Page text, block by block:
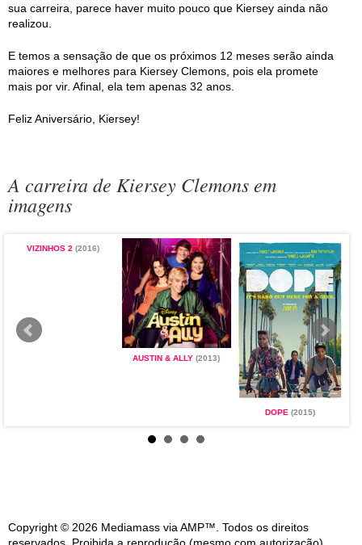
sua carreira, parece haver muito pouco que Kiersey ainda não
realizou.
E temos a sensação de que os próximos 12 meses serão ainda
maiores e melhores para Kiersey Clemons, pois ela promete
mais por vir. Afinal, ela tem apenas 32 anos.
Feliz Aniversário, Kiersey!
A carreira de Kiersey Clemons em
imagens
VIZINHOS 2 (2016)
AUSTIN & ALLY (2013)
DOPE (2015)
Copyright © 2026 Mediamass via AMP™. Todos os direitos